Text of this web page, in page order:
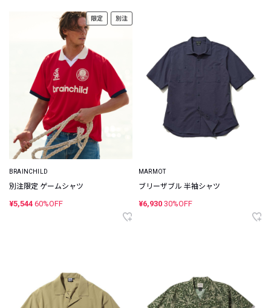
限定 別注
BRAINCHILD
別注限定 ゲームシャツ
¥5,544 60%OFF
MARMOT
ブリーザブル 半袖シャツ
¥6,930 30%OFF